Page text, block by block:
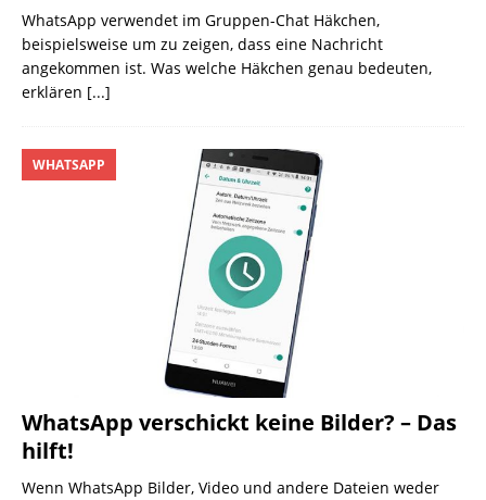
WhatsApp verwendet im Gruppen-Chat Häkchen,
beispielsweise um zu zeigen, dass eine Nachricht
angekommen ist. Was welche Häkchen genau bedeuten,
erklären [...]
WhatsApp verschickt keine Bilder? – Das
hilft!
WHATSAPP
Wenn WhatsApp Bilder, Video und andere Dateien weder